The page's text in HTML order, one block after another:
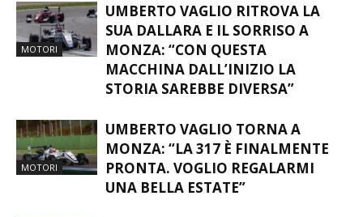
MOTORI
UMBERTO VAGLIO RITROVA LA
SUA DALLARA E IL SORRISO A
MONZA: “CON QUESTA
MACCHINA DALL’INIZIO LA
STORIA SAREBBE DIVERSA”
MOTORI
UMBERTO VAGLIO TORNA A
MONZA: “LA 317 È FINALMENTE
PRONTA. VOGLIO REGALARMI
UNA BELLA ESTATE”